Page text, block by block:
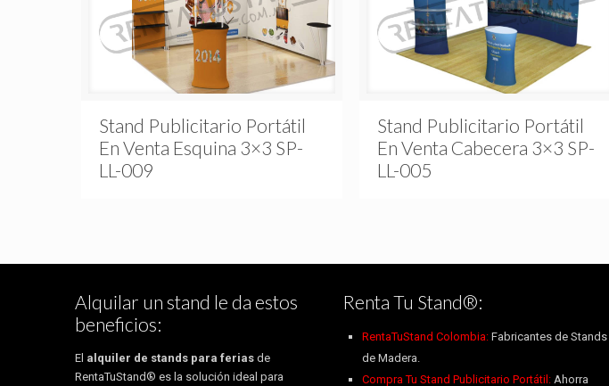
Stand Publicitario Portátil
En Venta Esquina 3×3 SP-
LL-009
Stand Publicitario Portátil
En Venta Cabecera 3×3 SP-
LL-005
Alquilar un stand le da estos
beneficios:
El alquiler de stands para ferias de
RentaTuStand® es la solución ideal para
Renta Tu Stand®:
RentaTuStand Colombia:Fabricantes de Stands
de Madera.
Compra Tu Stand Publicitario Portátil: Ahorra